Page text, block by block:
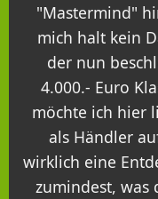
"Mastermind"
mich halt kein
der nun
4.000.- Euro
möchte ich hier
als Händler
wirklich eine
zumindest, was